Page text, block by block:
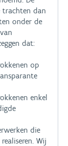
trachten dan
onder de
dat:
op
enkel
die
Wij